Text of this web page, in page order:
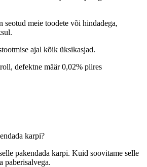
seotud meie toodete või hindadega,
ajal kõik üksikasjad.
defektne määr 0,02% piires
karpi?
pakendada karpi. Kuid soovitame selle
paberisalvega.